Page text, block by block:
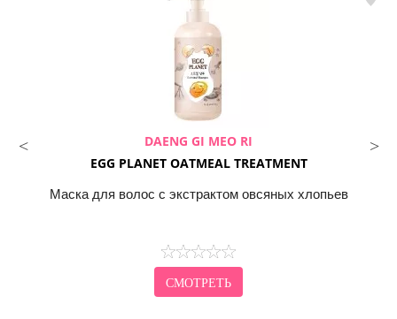
DAENG GI MEO RI
EGG PLANET OATMEAL TREATMENT
Маска для волос с экстрактом овсяных хлопьев
СМОТРЕТЬ